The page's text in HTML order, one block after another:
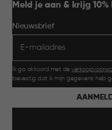
Meld je aan & krijg
Nieuwsbrief
Ik ga akkoord met de
bevestig dat ik mijn gegevens heb